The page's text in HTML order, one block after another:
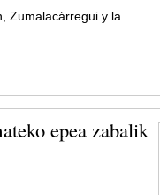
Zumalacárregui y la
epea zabalik